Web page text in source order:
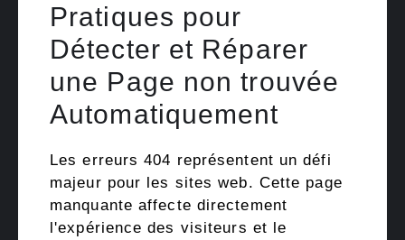
Pratiques pour
Détecter et Réparer
une Page non trouvée
Automatiquement
Les erreurs 404 représentent un défi
majeur pour les sites web. Cette page
manquante affecte directement
l'expérience des visiteurs et le